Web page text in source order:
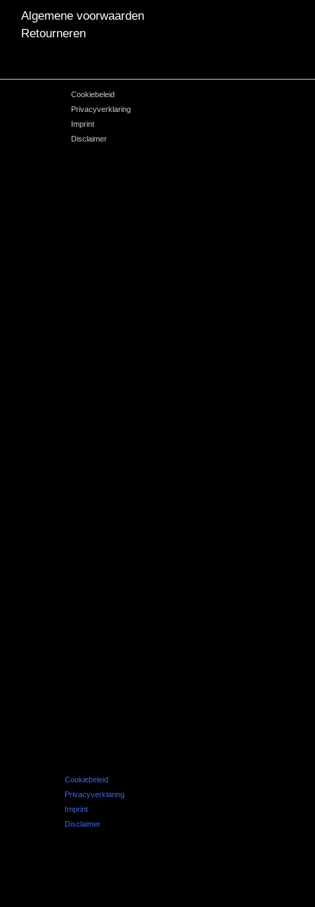
Algemene voorwaarden
Retourneren
Cookiebeleid
Privacyverklaring
Imprint
Disclaimer
Cookiebeleid
Privacyverklaring
Imprint
Disclaimer